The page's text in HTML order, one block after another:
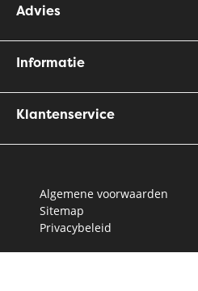
Advies
Informatie
Klantenservice
Algemene voorwaarden
Sitemap
Privacybeleid